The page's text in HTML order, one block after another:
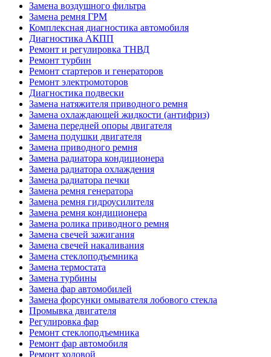
Замена воздушного фильтра
Замена ремня ГРМ
Комплексная диагностика автомобиля
Диагностика АКПП
Ремонт и регулировка ТНВД
Ремонт турбин
Ремонт стартеров и генераторов
Ремонт электромоторов
Диагностика подвески
Замена натяжителя приводного ремня
Замена охлаждающей жидкости (антифриз)
Замена передней опоры двигателя
Замена подушки двигателя
Замена приводного ремня
Замена радиатора кондиционера
Замена радиатора охлаждения
Замена радиатора печки
Замена ремня генератора
Замена ремня гидроусилителя
Замена ремня кондиционера
Замена ролика приводного ремня
Замена свечей зажигания
Замена свечей накаливания
Замена стеклоподъемника
Замена термостата
Замена турбины
Замена фар автомобилей
Замена форсунки омывателя лобового стекла
Промывка двигателя
Регулировка фар
Ремонт стеклоподъемника
Ремонт фар автомобиля
Ремонт ходовой